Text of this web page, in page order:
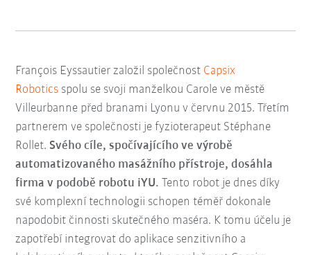
François Eyssautier založil společnost Capsix
Robotics spolu se svoji manželkou Carole ve městě
Villeurbanne před branami Lyonu v červnu 2015. Třetím
partnerem ve společnosti je fyzioterapeut Stéphane
Rollet.Svého cíle, spočívajícího ve výrobě
automatizovaného masážního přístroje, dosáhla
firma v podobě robotu iYU. Tento robot je dnes díky
své komplexní technologii schopen téměř dokonale
napodobit činnosti skutečného maséra. K tomu účelu je
zapotřebí integrovat do aplikace senzitivního a